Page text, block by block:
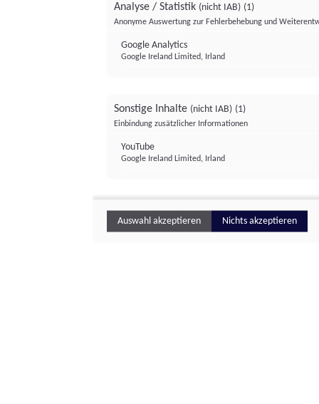
Analyse / Statistik (nicht IAB) (1)
Anonyme Auswertung zur Fehlerbehebung und
Google Analytics
Google Ireland Limited, Irland
Sonstige Inhalte (nicht IAB) (1)
Einbindung zusätzlicher Informationen
YouTube
Google Ireland Limited, Irland
Auswahl akzeptieren Nichts akzeptieren